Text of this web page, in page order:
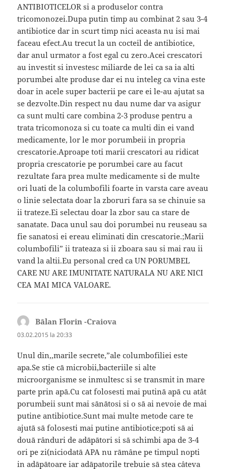
ANTIBIOTICELOR si a produselor contra
tricomonozei.Dupa putin timp au combinat 2 sau 3-4
antibiotice dar in scurt timp nici aceasta nu isi mai
faceau efect.Au trecut la un cocteil de antibiotice,
dar anul urmator a fost egal cu zero.Acei crescatori
au investit si investesc miliarde de lei ca sa ia alti
porumbei alte produse dar ei nu inteleg ca vina este
doar in acele super bacterii pe care ei le-au ajutat sa
se dezvolte.Din respect nu dau nume dar va asigur
ca sunt multi care combina 2-3 produse pentru a
trata tricomonoza si cu toate ca multi din ei vand
medicamente, lor le mor porumbeii in propria
crescatorie.Aproape toti marii crescatori au ridicat
propria crescatorie pe porumbei care au facut
rezultate fara prea multe medicamente si de multe
ori luati de la columbofili foarte in varsta care aveau
o linie selectata doar la zboruri fara sa se chinuie sa
ii trateze.Ei selectau doar la zbor sau ca stare de
sanatate. Daca unul sau doi porumbei nu reuseau sa
fie sanatosi ei ereau eliminati din crescatorie.;Marii
columbofili” ii trateaza si ii zboara sau si mai rau ii
vand la altii.Eu personal cred ca UN PORUMBEL
CARE NU ARE IMUNITATE NATURALA NU ARE NICI
CEA MAI MICA VALOARE.
Bālan Florin -Craiova
03.02.2015 la 20:33
Unul din,,marile secrete,”ale columbofiliei este
apa.Se stie cā microbii,bacteriile si alte
microorganisme se inmultesc si se transmit in mare
parte prin apā.Cu cat folosesti mai putinā apā cu atât
porumbeii sunt mai sānātosi si o sā ai nevoie de mai
putine antibiotice.Sunt mai multe metode care te
ajutā sā folosesti mai putine antibiotice;poti sā ai
douā rânduri de adāpātori si sā schimbi apa de 3-4
ori pe zi(niciodatā APA nu rāmâne pe timpul nopti
in adāpātoare iar adāpatorile trebuie sā stea câteva